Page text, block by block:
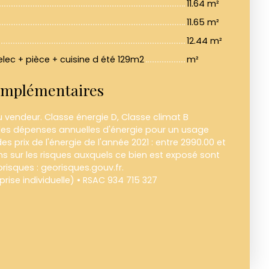
11.64 m²
11.65 m²
12.44 m²
+ pièce + cuisine d été 129m2
m²
Classe énergie D, Classe climat B
dépenses annuelles d'énergie pour un usage
prix de l'énergie de l'année 2021 : entre 2990.00 et
sur les risques auxquels ce bien est exposé sont
: georisques.gouv.fr.
individuelle) • RSAC 934 715 327